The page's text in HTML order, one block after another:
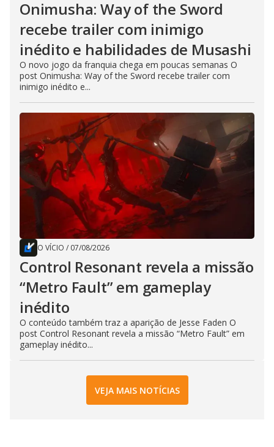
Onimusha: Way of the Sword
recebe trailer com inimigo
inédito e habilidades de Musashi
O novo jogo da franquia chega em poucas semanas O
post Onimusha: Way of the Sword recebe trailer com
inimigo inédito e...
O VÍCIO / 07/08/2026
Control Resonant revela a missão
“Metro Fault” em gameplay
inédito
O conteúdo também traz a aparição de Jesse Faden O
post Control Resonant revela a missão “Metro Fault” em
gameplay inédito...
VEJA MAIS NOTÍCIAS